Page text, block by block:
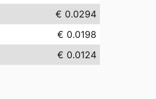
€ 0.0294
€ 0.0198
€ 0.0124